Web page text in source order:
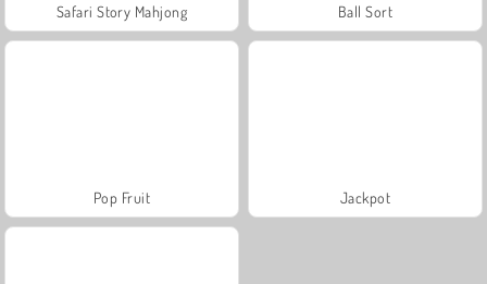
Safari Story Mahjong Ball Sort
Pop Fruit Jackpot